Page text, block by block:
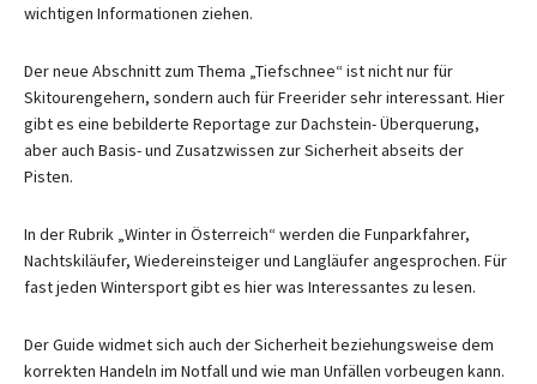
wichtigen Informationen ziehen.
Der neue Abschnitt zum Thema „Tiefschnee“ ist nicht nur für
Skitourengehern, sondern auch für Freerider sehr interessant. Hier
gibt es eine bebilderte Reportage zur Dachstein- Überquerung,
aber auch Basis- und Zusatzwissen zur Sicherheit abseits der
Pisten.
In der Rubrik „Winter in Österreich“ werden die Funparkfahrer,
Nachtskiläufer, Wiedereinsteiger und Langläufer angesprochen. Für
fast jeden Wintersport gibt es hier was Interessantes zu lesen.
Der Guide widmet sich auch der Sicherheit beziehungsweise dem
korrekten Handeln im Notfall und wie man Unfällen vorbeugen kann.